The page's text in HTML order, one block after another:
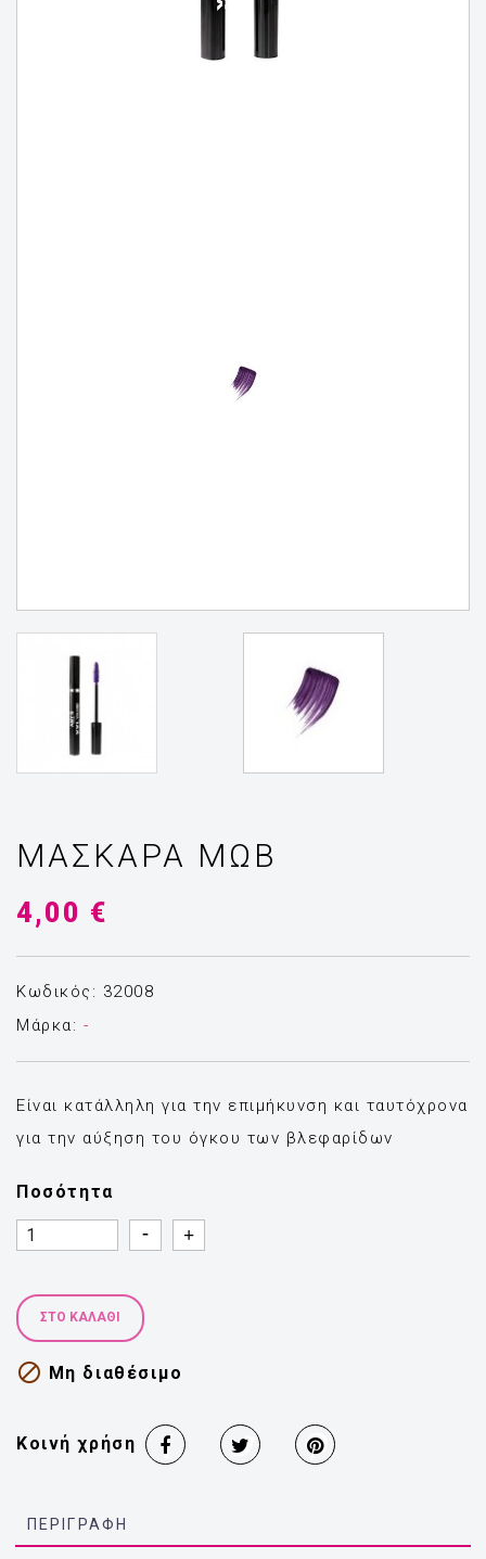
ΜΆΣΚΑΡΑ ΜΏΒ
4,00 €
Κωδικός: 32008
Μάρκα: -
Είναι κατάλληλη για την επιμήκυνση και ταυτόχρονα
για την αύξηση του όγκου των βλεφαρίδων
Ποσότητα
Quantity
Quantity
ΣΤΟ ΚΑΛΆΘΙ
 Μη διαθέσιμο
Κοινή χρήση
ΠΕΡΙΓΡΑΦΉ